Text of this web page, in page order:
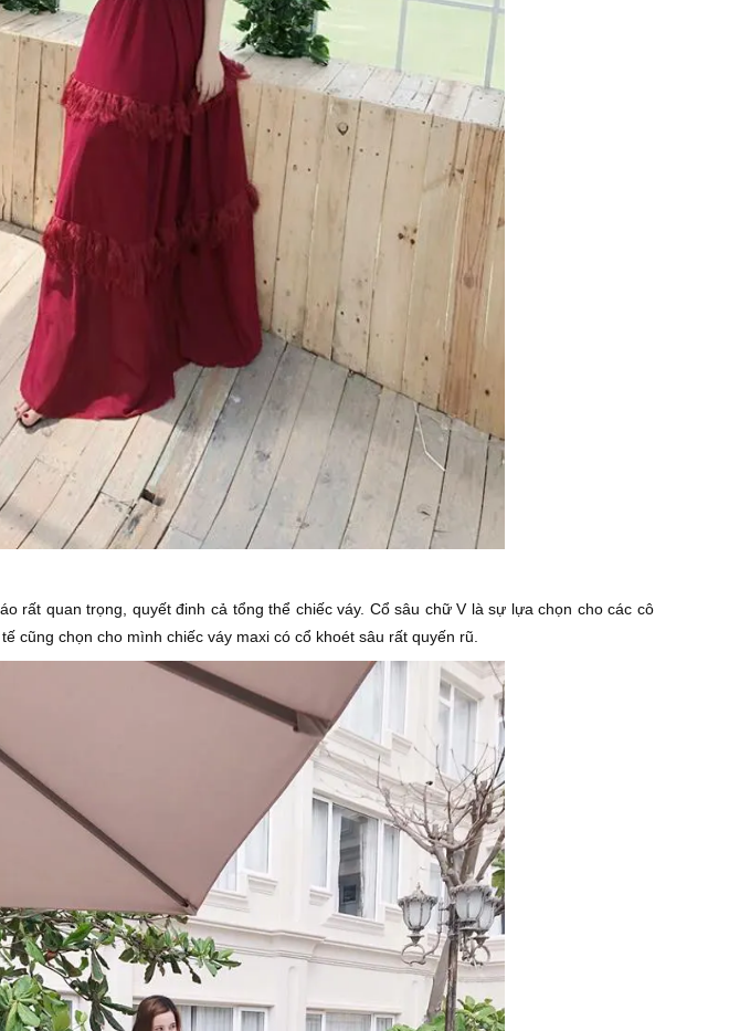
rất quan trọng, quyết đinh cả tổng thể chiếc váy. Cổ sâu chữ V là sự lựa chọn cho các cô
cũng chọn cho mình chiếc váy maxi có cổ khoét sâu rất quyến rũ.